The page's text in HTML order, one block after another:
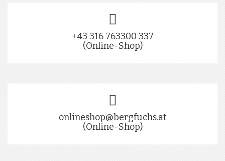
+43 316 763300 337
(Online-Shop)
onlineshop@bergfuchs.at
(Online-Shop)